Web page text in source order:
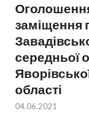
заміщення
середньої
області
04.06.2021